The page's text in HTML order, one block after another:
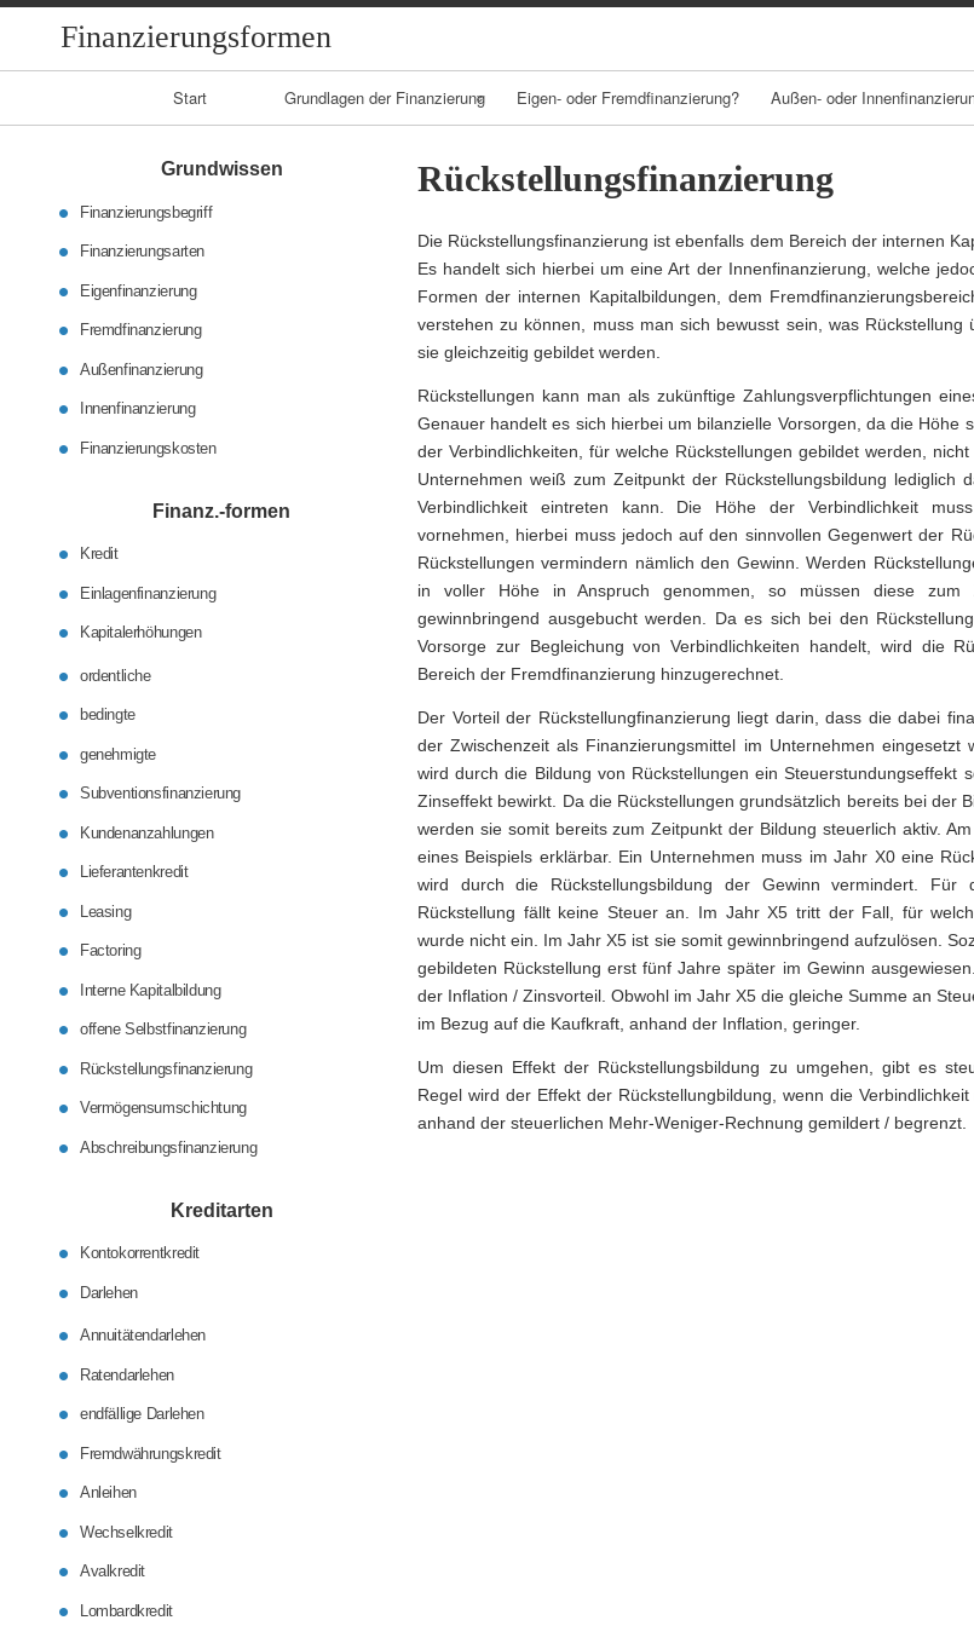
Finanzierungsformen
Start Grundlagen der Finanzierung Eigen- oder Fremdfinanzierung? Außen- oder
Rückstellungsfinanzierung
Die Rückstellungsfinanzierung ist ebenfalls dem Bereich der internen
Es handelt sich hierbei um eine Art der Innenfinanzierung, welche
Formen der internen Kapitalbildungen, dem
verstehen zu können, muss man sich bewusst sein, was Rückstellung
sie gleichzeitig gebildet werden.
Rückstellungen kann man als zukünftige Zahlungsverpflichtungen
Genauer handelt es sich hierbei um bilanzielle Vorsorgen, da die Höhe
der Verbindlichkeiten, für welche Rückstellungen gebildet werden,
Unternehmen weiß zum Zeitpunkt der Rückstellungsbildung lediglich
Verbindlichkeit eintreten kann. Die Höhe der Verbindlichkeit
vornehmen, hierbei muss jedoch auf den sinnvollen Gegenwert der
Rückstellungen vermindern nämlich den Gewinn. Werden
in voller Höhe in Anspruch genommen, so müssen diese zum
gewinnbringend ausgebucht werden. Da es sich bei den
Vorsorge zur Begleichung von Verbindlichkeiten handelt, wird die
Bereich der Fremdfinanzierung hinzugerechnet.
Der Vorteil der Rückstellungfinanzierung liegt darin, dass die dabei
der Zwischenzeit als Finanzierungsmittel im Unternehmen eingesetzt
wird durch die Bildung von Rückstellungen ein Steuerstundungseffekt
Zinseffekt bewirkt. Da die Rückstellungen grundsätzlich bereits bei der
werden sie somit bereits zum Zeitpunkt der Bildung steuerlich aktiv.
eines Beispiels erklärbar. Ein Unternehmen muss im Jahr X0 eine
wird durch die Rückstellungsbildung der Gewinn vermindert. Für
Rückstellung fällt keine Steuer an. Im Jahr X5 tritt der Fall, für
wurde nicht ein. Im Jahr X5 ist sie somit gewinnbringend aufzulösen.
gebildeten Rückstellung erst fünf Jahre später im Gewinn
der Inflation / Zinsvorteil. Obwohl im Jahr X5 die gleiche Summe an
im Bezug auf die Kaufkraft, anhand der Inflation, geringer.
Um diesen Effekt der Rückstellungsbildung zu umgehen, gibt es
Regel wird der Effekt der Rückstellungbildung, wenn die
anhand der steuerlichen Mehr-Weniger-Rechnung gemildert / begrenzt.
Grundwissen
Finanzierungsbegriff
Finanzierungsarten
Eigenfinanzierung
Fremdfinanzierung
Außenfinanzierung
Innenfinanzierung
Finanzierungskosten
Finanz.-formen
Kredit
Einlagenfinanzierung
Kapitalerhöhungen
ordentliche
bedingte
genehmigte
Subventionsfinanzierung
Kundenanzahlungen
Lieferantenkredit
Leasing
Factoring
Interne Kapitalbildung
offene Selbstfinanzierung
Rückstellungsfinanzierung
Vermögensumschichtung
Abschreibungsfinanzierung
Kreditarten
Kontokorrentkredit
Darlehen
Annuitätendarlehen
Ratendarlehen
endfällige Darlehen
Fremdwährungskredit
Anleihen
Wechselkredit
Avalkredit
Lombardkredit